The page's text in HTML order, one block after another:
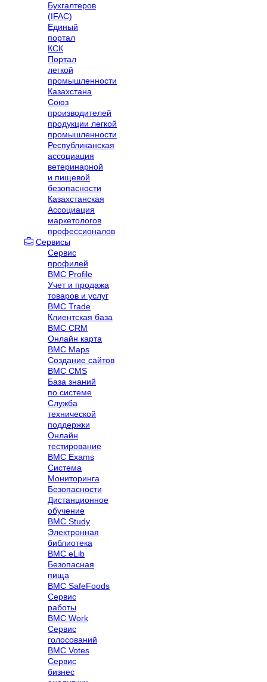
Бухгалтеров
(IFAC)
Единый
портал
КСК
Портал
легкой
промышленности
Казахстана
Союз
производителей
продукции легкой
промышленности
Республиканская
ассоциация
ветеринарной
и пищевой
безопасности
Казахстанская
Ассоциация
маркетологов
профессионалов
Сервисы
Сервис
профилей
BMC Profile
Учет и продажа
товаров и услуг
BMC Trade
Клиентская база
BMC CRM
Онлайн карта
BMC Maps
Создание сайтов
BMC CMS
База знаний
по системе
Служба
технической
поддержки
Онлайн
тестирование
BMC Exams
Система
Мониторинга
Безопасности
Дистанционное
обучение
BMC Study
Электронная
библиотека
BMC eLib
Безопасная
пища
BMC SafeFoods
Сервис
работы
BMC Work
Сервис
голосований
BMC Votes
Сервис
бизнес